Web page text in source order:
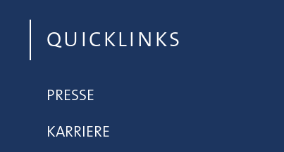
QUICKLINKS
PRESSE
KARRIERE